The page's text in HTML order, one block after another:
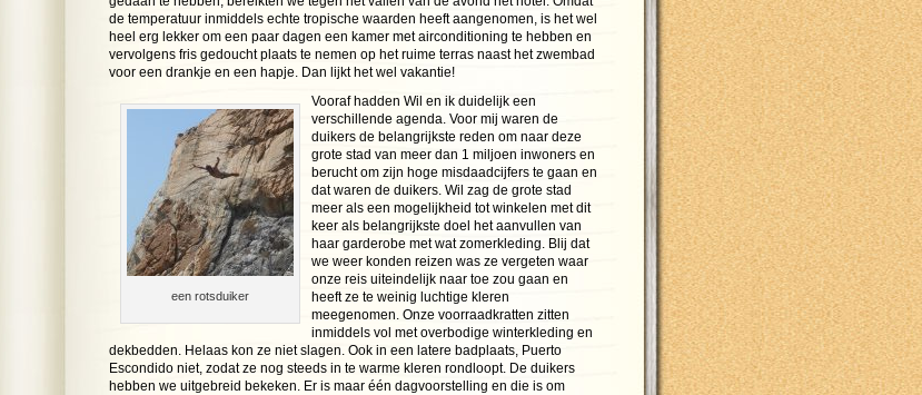
de temperatuur inmiddels echte tropische waarden heeft aangenomen, is het wel
heel erg lekker om een paar dagen een kamer met airconditioning te hebben en
vervolgens fris gedoucht plaats te nemen op het ruime terras naast het zwembad
voor een drankje en een hapje. Dan lijkt het wel vakantie!
een rotsduiker
Vooraf hadden Wil en ik duidelijk een
verschillende agenda. Voor mij waren de
duikers de belangrijkste reden om naar deze
grote stad van meer dan 1 miljoen inwoners en
berucht om zijn hoge misdaadcijfers te gaan en
dat waren de duikers. Wil zag de grote stad
meer als een mogelijkheid tot winkelen met dit
keer als belangrijkste doel het aanvullen van
haar garderobe met wat zomerkleding. Blij dat
we weer konden reizen was ze vergeten waar
onze reis uiteindelijk naar toe zou gaan en
heeft ze te weinig luchtige kleren
meegenomen. Onze voorraadkratten zitten
inmiddels vol met overbodige winterkleding en
dekbedden. Helaas kon ze niet slagen. Ook in een latere badplaats, Puerto
Escondido niet, zodat ze nog steeds in te warme kleren rondloopt. De duikers
hebben we uitgebreid bekeken. Er is maar één dagvoorstelling en die is om